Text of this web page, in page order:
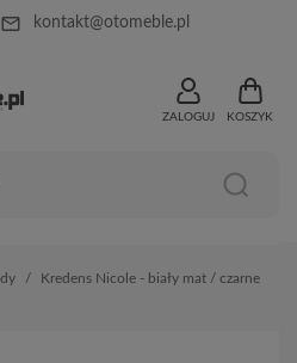
mail_outline kontakt@otomeble.pl
ZALOGUJ KOSZYK
Kredens Nicole - biały mat / czarne